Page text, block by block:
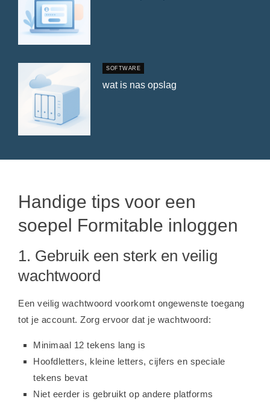
SOFTWARE
wat is nas opslag
Handige tips voor een
soepel Formitable inloggen
1. Gebruik een sterk en veilig
wachtwoord
Een veilig wachtwoord voorkomt ongewenste toegang
tot je account. Zorg ervoor dat je wachtwoord:
Minimaal 12 tekens lang is
Hoofdletters, kleine letters, cijfers en speciale
tekens bevat
Niet eerder is gebruikt op andere platforms